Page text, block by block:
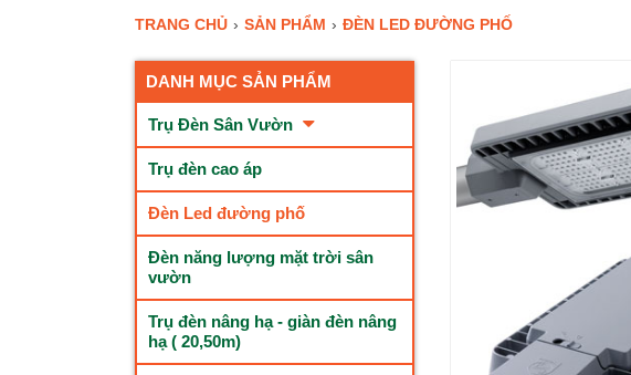
TRANG CHỦ › SẢN PHẨM › ĐÈN LED ĐƯỜNG PHỐ
DANH MỤC SẢN PHẨM
Trụ Đèn Sân Vườn
Trụ đèn cao áp
Đèn Led đường phố
Đèn năng lượng mặt trời sân
vườn
Trụ đèn nâng hạ - giàn đèn nâng
hạ ( 20,50m)